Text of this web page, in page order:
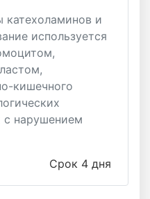
катехоламинов и
используется
кишечного
с нарушением
Срок 4 дня